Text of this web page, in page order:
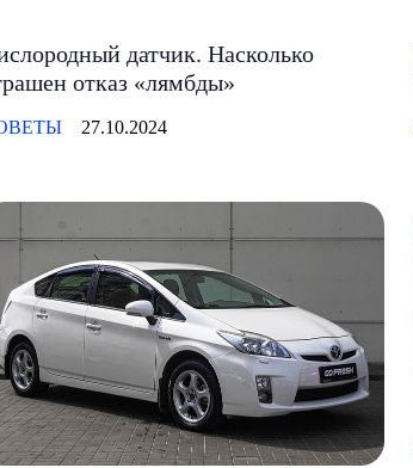
датчик. Насколько
отказ «лямбды»
27.10.2024